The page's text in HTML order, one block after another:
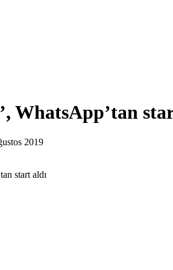
WhatsApp’tan
2019
start aldı